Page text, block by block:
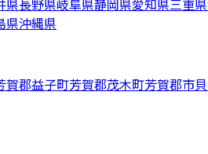
県長野県岐阜県静岡県愛知県三重県
県沖縄県
賀郡益子町芳賀郡茂木町芳賀郡市